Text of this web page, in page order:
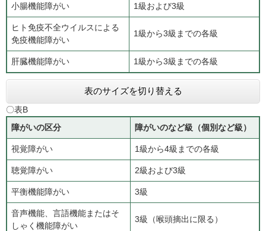
小腸機能障がい 1級および3級
ヒト免疫不全ウイルスによる
免疫機能障がい
1級から3級までの各級
肝臓機能障がい 1級から3級までの各級
表のサイズを切り替える
〇表B
障がいの区分
障がいのなど級（個別など級）
視覚障がい 1級から4級までの各級
聴覚障がい 2級および3級
平衡機能障がい 3級
音声機能、言語機能またはそ
しゃく機能障がい
3級（喉頭摘出に限る）